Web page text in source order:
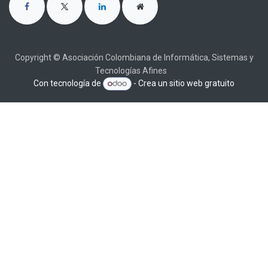
Copyright © Asociación Colombiana de Informática, Sistemas y
Tecnologías Afines
Con tecnología de
- Crea unsitio web gratuito